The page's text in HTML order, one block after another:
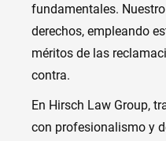
fundamentales.
derechos, empleando
méritos de las
contra.
En Hirsch Law Group,
con profesionalismo y